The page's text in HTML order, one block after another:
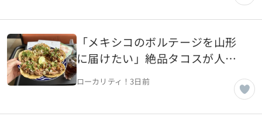
「メキシコのボルテージを山形
に届けたい」絶品タコスが人気
のメキシコ料理店【山形県山形
ローカリティ！3日前